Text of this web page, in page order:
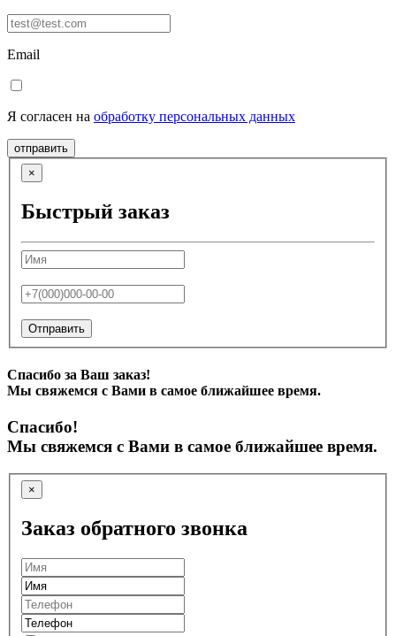
Email
Я согласен на обработку персональных данных
отправить
×
Быстрый заказ
Отправить
Спасибо за Ваш заказ!
Мы свяжемся с Вами в самое ближайшее время.
Спасибо!
Мы свяжемся с Вами в самое ближайшее время.
×
Заказ обратного звонка